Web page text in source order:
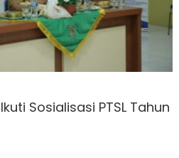
Sosialisasi PTSL Tahun